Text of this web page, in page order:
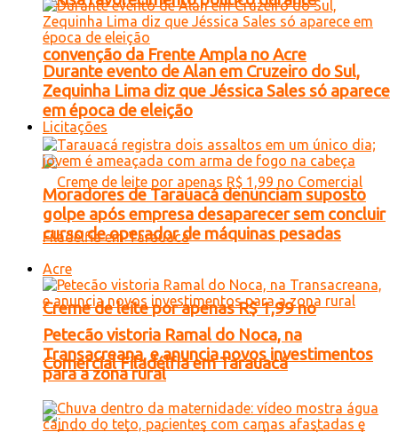
convenção da Frente Ampla no Acre
Licitações
Creme de leite por apenas R$ 1,99 no
Comercial Filadélfia em Tarauacá
Durante evento de Alan em Cruzeiro do Sul,
Zequinha Lima diz que Jéssica Sales só aparece
em época de eleição
Moradores de Tarauacá denunciam suposto
golpe após empresa desaparecer sem concluir
curso de operador de máquinas pesadas
Acre
Petecão vistoria Ramal do Noca, na
Transacreana, e anuncia novos investimentos
para a zona rural